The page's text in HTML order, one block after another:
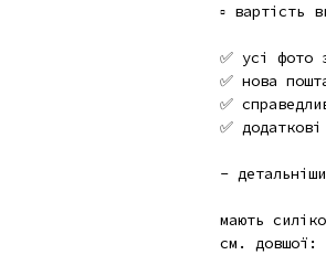
▫️ вартість
✅ усі фото
✅ нова
✅
✅
-
мають
см. довшої: